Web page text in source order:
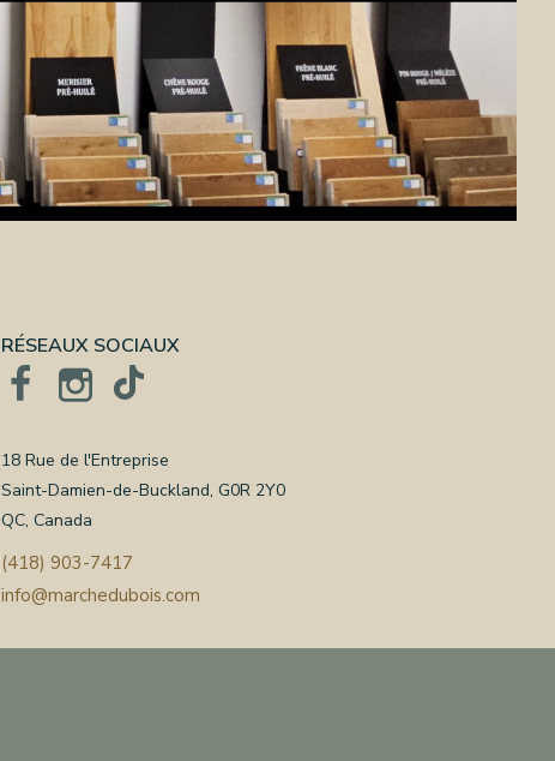
RÉSEAUX SOCIAUX
18 Rue de l'Entreprise
Saint-Damien-de-Buckland, G0R 2Y0
QC, Canada
(418) 903-7417
info@marchedubois.com